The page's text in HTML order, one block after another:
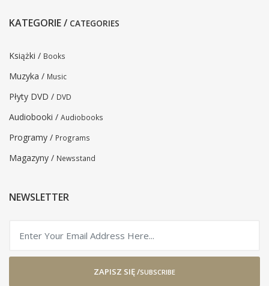
KATEGORIE / CATEGORIES
Książki / Books
Muzyka / Music
Płyty DVD / DVD
Audiobooki / Audiobooks
Programy / Programs
Magazyny / Newsstand
NEWSLETTER
ZAPISZ SIĘ /SUBSCRIBE